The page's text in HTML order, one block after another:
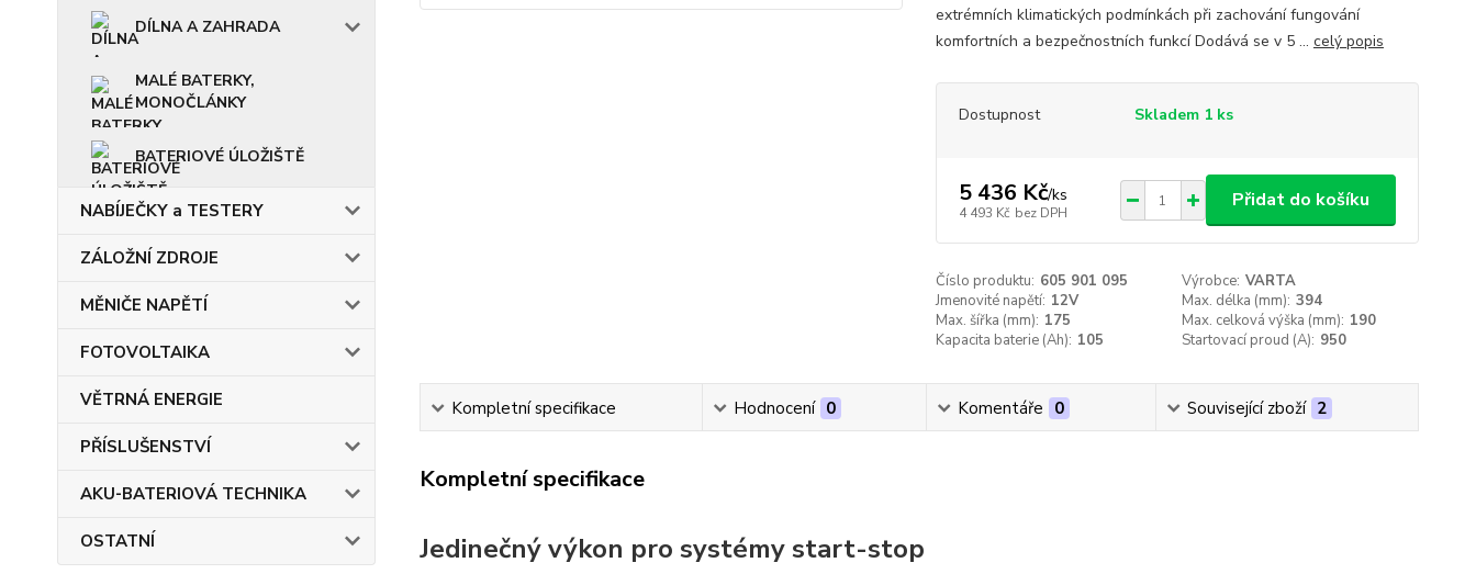
DÍLNA A ZAHRADA
MALÉ BATERKY,
MONOČLÁNKY
BATERIOVÉ ÚLOŽIŠTĚ
NABÍJEČKY a TESTERY
ZÁLOŽNÍ ZDROJE
MĚNIČE NAPĚTÍ
FOTOVOLTAIKA
VĚTRNÁ ENERGIE
PŘÍSLUŠENSTVÍ
AKU-BATERIOVÁ TECHNIKA
OSTATNÍ
extrémních klimatických podmínkách při zachování fungování
komfortních a bezpečnostních funkcí Dodává se v 5 ... celý popis
Dostupnost Skladem 1 ks
5 436 Kč/ks
4 493 Kč bez DPH
Přidat do košíku
Číslo produktu: 605 901 095 Výrobce: VARTA
Jmenovité napětí: 12V Max. délka (mm): 394
Max. šířka (mm): 175 Max. celková výška (mm): 190
Kapacita baterie (Ah): 105 Startovací proud (A): 950
Kompletní specifikace Hodnocení 0 Komentáře 0 Související zboží 2
Kompletní specifikace
Jedinečný výkon pro systémy start-stop